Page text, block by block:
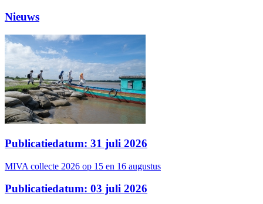
Nieuws
Publicatiedatum: 31 juli 2026
MIVA collecte 2026 op 15 en 16 augustus
Publicatiedatum: 03 juli 2026